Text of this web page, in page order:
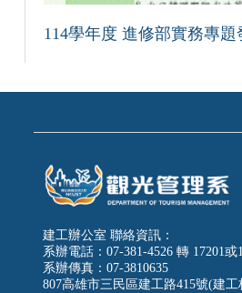
114學年度 進修部實務專
建工辦公室 聯絡資訊：
系辦電話：07-381-4526 轉 17201或
系辦傳真：07-3810635
807高雄市三民區建工路415號(建工